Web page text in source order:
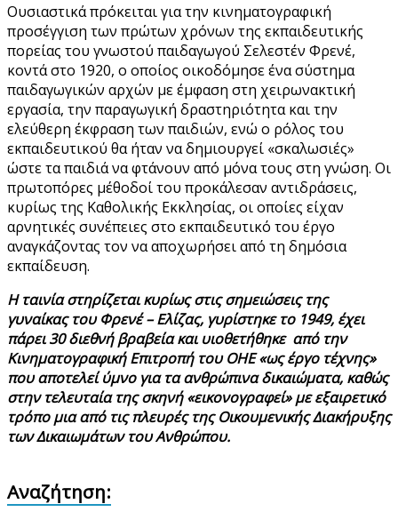
Ουσιαστικά πρόκειται για την κινηματογραφική
προσέγγιση των πρώτων χρόνων της εκπαιδευτικής
πορείας του γνωστού παιδαγωγού Σελεστέν Φρενέ,
κοντά στο 1920, ο οποίος οικοδόμησε ένα σύστημα
παιδαγωγικών αρχών με έμφαση στη χειρωνακτική
εργασία, την παραγωγική δραστηριότητα και την
ελεύθερη έκφραση των παιδιών, ενώ ο ρόλος του
εκπαιδευτικού θα ήταν να δημιουργεί «σκαλωσιές»
ώστε τα παιδιά να φτάνουν από μόνα τους στη γνώση. Οι
πρωτοπόρες μέθοδοί του προκάλεσαν αντιδράσεις,
κυρίως της Καθολικής Εκκλησίας, οι οποίες είχαν
αρνητικές συνέπειες στο εκπαιδευτικό του έργο
αναγκάζοντας τον να αποχωρήσει από τη δημόσια
εκπαίδευση.
Η ταινία στηρίζεται κυρίως στις σημειώσεις της
γυναίκας του Φρενέ – Ελίζας, γυρίστηκε το 1949, έχει
πάρει 30 διεθνή βραβεία και υιοθετήθηκε από την
Κινηματογραφική Επιτροπή του ΟΗΕ «ως έργο τέχνης»
που αποτελεί ύμνο για τα ανθρώπινα δικαιώματα, καθώς
στην τελευταία της σκηνή «εικονογραφεί» με εξαιρετικό
τρόπο μια από τις πλευρές της Οικουμενικής Διακήρυξης
των Δικαιωμάτων του Ανθρώπου.
Αναζήτηση: